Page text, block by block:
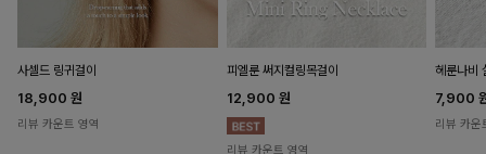
사셀드 링귀걸이
18,900 원
리뷰 카운트 영역
피엘룬 써지컬링목걸이
12,900 원
리뷰 카운트 영역
헤룬나비
7,900
리뷰 카운